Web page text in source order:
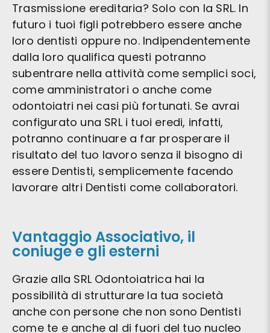
Trasmissione ereditaria? Solo con la SRL. In
futuro i tuoi figli potrebbero essere anche
loro dentisti oppure no. Indipendentemente
dalla loro qualifica questi potranno
subentrare nella attività come semplici soci,
come amministratori o anche come
odontoiatri nei casi più fortunati. Se avrai
configurato una SRL i tuoi eredi, infatti,
potranno continuare a far prosperare il
risultato del tuo lavoro senza il bisogno di
essere Dentisti, semplicemente facendo
lavorare altri Dentisti come collaboratori.
Vantaggio Associativo, il
coniuge e gli esterni
Grazie alla SRL Odontoiatrica hai la
possibilità di strutturare la tua società
anche con persone che non sono Dentisti
come te e anche al di fuori del tuo nucleo